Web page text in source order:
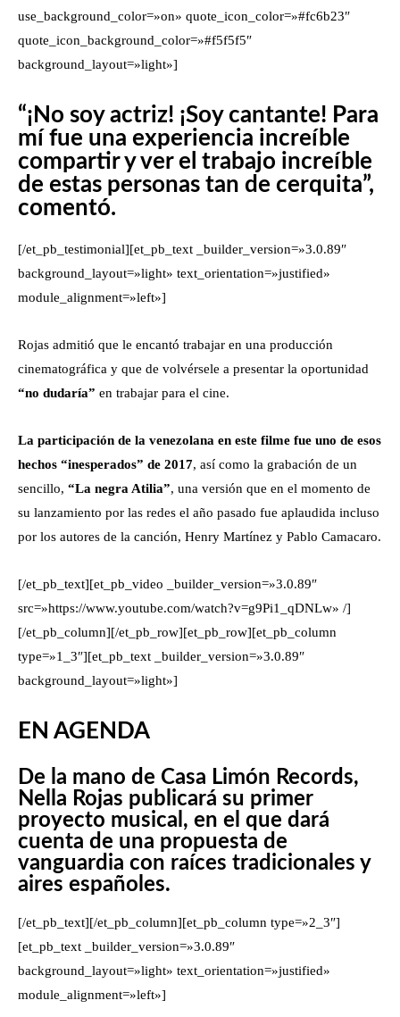
use_background_color=»on» quote_icon_color=»#fc6b23″
quote_icon_background_color=»#f5f5f5″
background_layout=»light»]
“¡No soy actriz! ¡Soy cantante! Para
mí fue una experiencia increíble
compartir y ver el trabajo increíble
de estas personas tan de cerquita”,
comentó.
[/et_pb_testimonial][et_pb_text _builder_version=»3.0.89″
background_layout=»light» text_orientation=»justified»
module_alignment=»left»]
Rojas admitió que le encantó trabajar en una producción
cinematográfica y que de volvérsele a presentar la oportunidad
“no dudaría” en trabajar para el cine.
La participación de la venezolana en este filme fue uno de esos
hechos “inesperados” de 2017, así como la grabación de un
sencillo, “La negra Atilia”, una versión que en el momento de
su lanzamiento por las redes el año pasado fue aplaudida incluso
por los autores de la canción, Henry Martínez y Pablo Camacaro.
[/et_pb_text][et_pb_video _builder_version=»3.0.89″
src=»https://www.youtube.com/watch?v=g9Pi1_qDNLw» /]
[/et_pb_column][/et_pb_row][et_pb_row][et_pb_column
type=»1_3″][et_pb_text _builder_version=»3.0.89″
background_layout=»light»]
EN AGENDA
De la mano de Casa Limón Records,
Nella Rojas publicará su primer
proyecto musical, en el que dará
cuenta de una propuesta de
vanguardia con raíces tradicionales y
aires españoles.
[/et_pb_text][/et_pb_column][et_pb_column type=»2_3″]
[et_pb_text _builder_version=»3.0.89″
background_layout=»light» text_orientation=»justified»
module_alignment=»left»]